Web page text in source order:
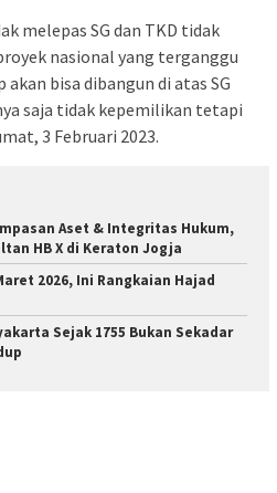
melepas SG dan TKD tidak
nasional yang terganggu
bisa dibangun di atas SG
saja tidak kepemilikan tetapi
3 Februari 2023.
Aset & Integritas Hukum,
HB X di Keraton Jogja
2026, Ini Rangkaian Hajad
Sejak 1755 Bukan Sekadar